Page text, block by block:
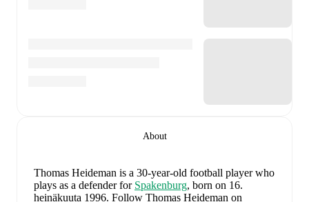
About
Thomas Heideman is a 30-year-old football player who
plays as a defenderfor Spakenburg, born on 16.
heinäkuuta 1996. Follow Thomas Heideman on